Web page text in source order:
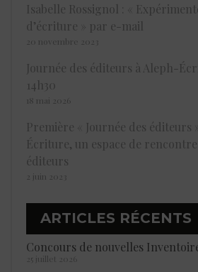
Isabelle Rossignol : «
d’écriture » par e-mail
20 novembre 2023
Journée des éditeurs à Aleph-
14h30
18 mai 2026
Première « Journée des éditeurs
Écriture, un espace de
éditeurs
2 juin 2023
ARTICLES RÉCENTS
Concours de nouvelles
25 juillet 2026